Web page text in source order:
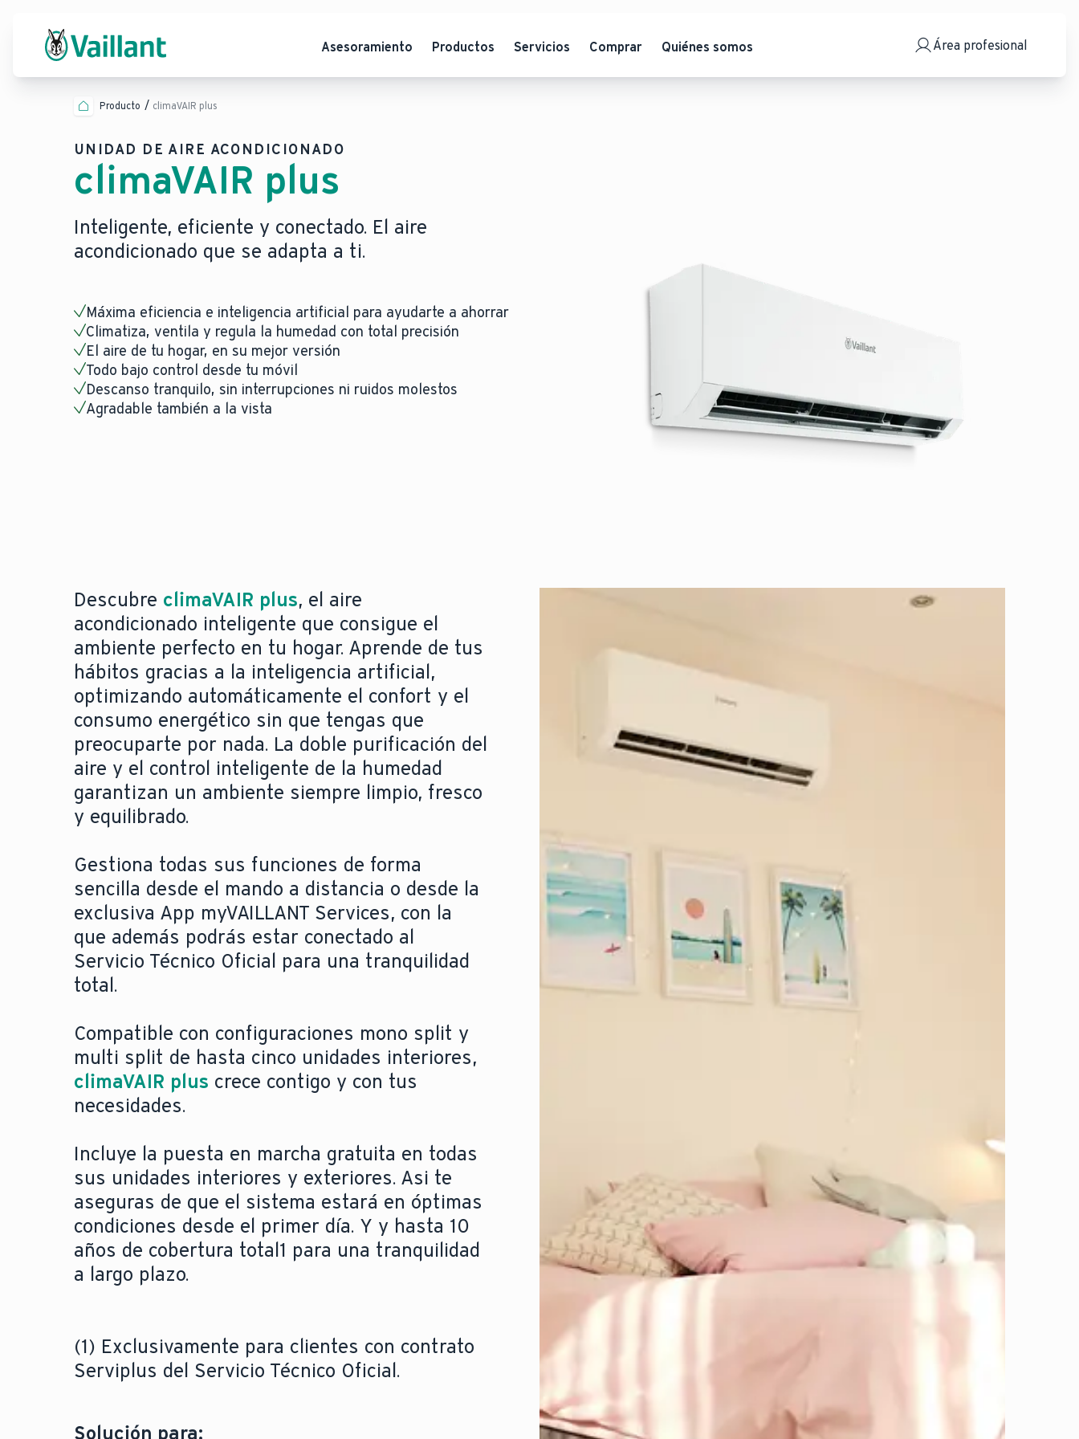
Asesoramiento Productos Servicios Comprar Quiénes somos Área profesional
Producto climaVAIR plus
UNIDAD DE AIRE ACONDICIONADO
climaVAIR plus
Inteligente, eficiente y conectado. El aire
acondicionado que se adapta a ti.
Máxima eficiencia e inteligencia artificial para ayudarte a ahorrar
Climatiza, ventila y regula la humedad con total precisión
El aire de tu hogar, en su mejor versión
Todo bajo control desde tu móvil
Descanso tranquilo, sin interrupciones ni ruidos molestos
Agradable también a la vista
Descubre climaVAIR plus, el aire
acondicionado inteligente que consigue el
ambiente perfecto en tu hogar. Aprende de tus
hábitos gracias a la inteligencia artificial,
optimizando automáticamente el confort y el
consumo energético sin que tengas que
preocuparte por nada. La doble purificación del
aire y el control inteligente de la humedad
garantizan un ambiente siempre limpio, fresco
y equilibrado.
Gestiona todas sus funciones de forma
sencilla desde el mando a distancia o desde la
exclusiva App myVAILLANT Services, con la
que además podrás estar conectado al
Servicio Técnico Oficial para una tranquilidad
total.
Compatible con configuraciones mono split y
multi split de hasta cinco unidades interiores,
climaVAIR plus crece contigo y con tus
necesidades.
Incluye la puesta en marcha gratuita en todas
sus unidades interiores y exteriores. Asi te
aseguras de que el sistema estará en óptimas
condiciones desde el primer día. Y y hasta 10
años de cobertura total1 para una tranquilidad
a largo plazo.
(1) Exclusivamente para clientes con contrato
Serviplus del Servicio Técnico Oficial.
Solución para: